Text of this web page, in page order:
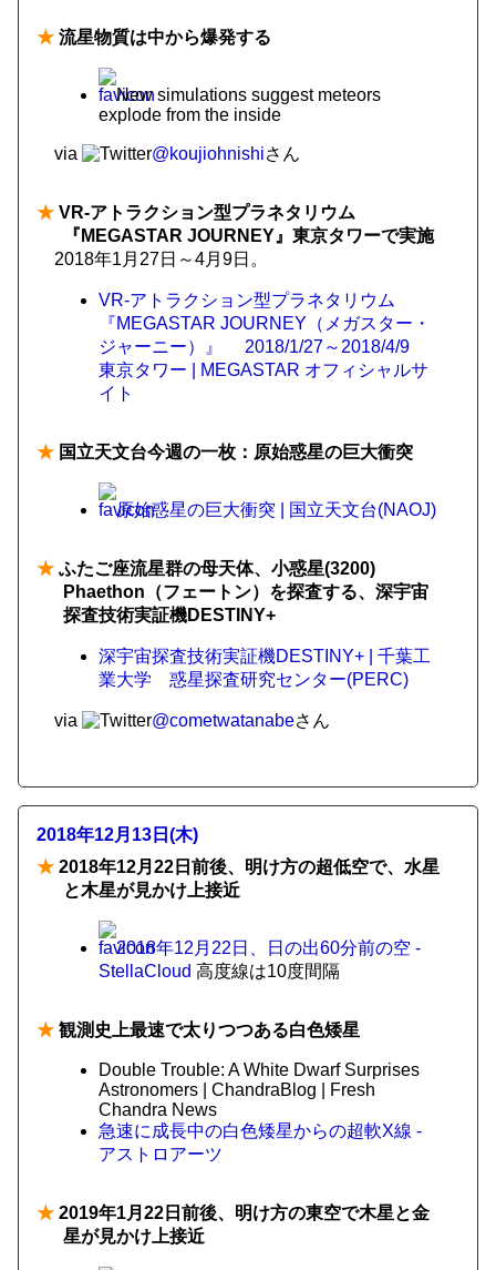
★ 流星物質は中から爆発する
New simulations suggest meteors
explode from the inside
via @koujiohnishiさん
★ VR-アトラクション型プラネタリウム
『MEGASTAR JOURNEY』東京タワーで実施
2018年1月27日～4月9日。
VR-アトラクション型プラネタリウム
『MEGASTAR JOURNEY（メガスター・
ジャーニー）』 2018/1/27～2018/4/9
東京タワー | MEGASTAR オフィシャルサ
イト
★ 国立天文台今週の一枚：原始惑星の巨大衝突
原始惑星の巨大衝突 | 国立天文台(NAOJ)
★ ふたご座流星群の母天体、小惑星(3200)
Phaethon（フェートン）を探査する、深宇宙
探査技術実証機DESTINY+
深宇宙探査技術実証機DESTINY+ | 千葉工
業大学 惑星探査研究センター(PERC)
via @cometwatanabeさん
2018年12月13日(木)
★ 2018年12月22日前後、明け方の超低空で、水星
と木星が見かけ上接近
2018年12月22日、日の出60分前の空 -
StellaCloud 高度線は10度間隔
★ 観測史上最速で太りつつある白色矮星
Double Trouble: A White Dwarf Surprises
Astronomers | ChandraBlog | Fresh
Chandra News
急速に成長中の白色矮星からの超軟X線 -
アストロアーツ
★ 2019年1月22日前後、明け方の東空で木星と金
星が見かけ上接近